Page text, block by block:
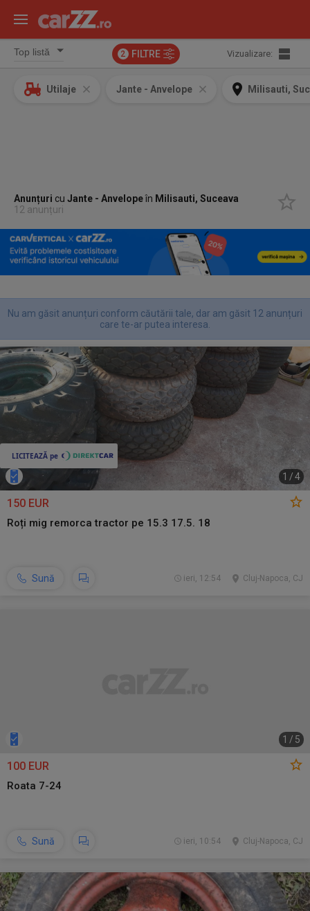
2 FILTRE Vizualizare:
Utilaje Jante - Anvelope Milisauti,
Anunțuri cuJante - Anvelopeîn Milisauti, Suceava
12 anunțuri
Nu am găsit anunțuri conform căutării tale, dar am găsit 12 anunțuri
care te-ar putea interesa.
1 /4
150 EUR
Roți mig remorca tractor pe 15.3 17.5. 18
Sună Cluj-Napoca, CJ
ieri, 12:54
1 / 5
100 EUR
Roata 7-24
Sună Cluj-Napoca, CJ
ieri, 10:54